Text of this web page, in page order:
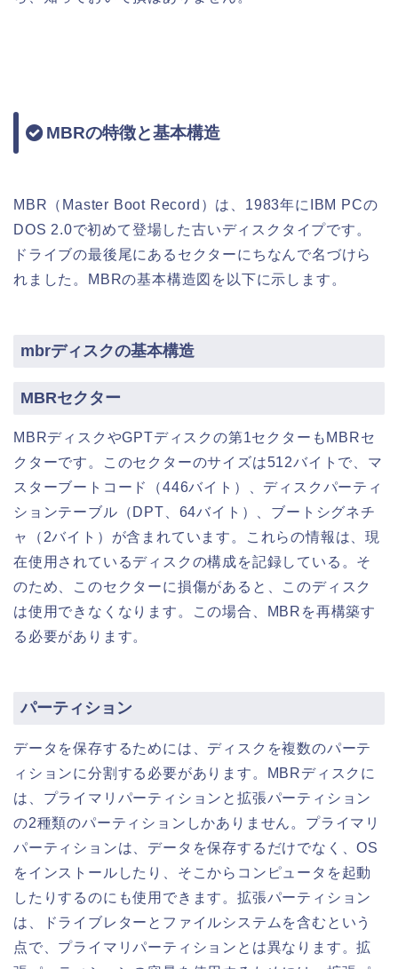
MBRの特徴と基本構造
MBR（Master Boot Record）は、1983年にIBM PCの
DOS 2.0で初めて登場した古いディスクタイプです。
ドライブの最後尾にあるセクターにちなんで名づけら
れました。MBRの基本構造図を以下に示します。
mbrディスクの基本構造
MBRセクター
MBRディスクやGPTディスクの第1セクターもMBRセ
クターです。このセクターのサイズは512バイトで、マ
スターブートコード（446バイト）、ディスクパーティ
ションテーブル（DPT、64バイト）、ブートシグネチ
ャ（2バイト）が含まれています。これらの情報は、現
在使用されているディスクの構成を記録している。そ
のため、このセクターに損傷があると、このディスク
は使用できなくなります。この場合、MBRを再構築す
る必要があります。
パーティション
データを保存するためには、ディスクを複数のパーテ
ィションに分割する必要があります。MBRディスクに
は、プライマリパーティションと拡張パーティション
の2種類のパーティションしかありません。プライマリ
パーティションは、データを保存するだけでなく、OS
をインストールしたり、そこからコンピュータを起動
したりするのにも使用できます。拡張パーティション
は、ドライブレターとファイルシステムを含むという
点で、プライマリパーティションとは異なります。拡